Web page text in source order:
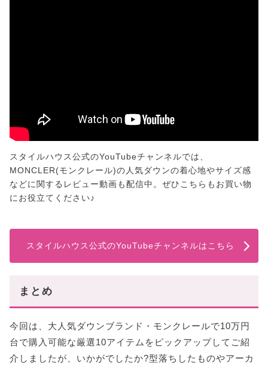
スタイルハウス公式のYouTubeチャンネルでは、
MONCLER(モンクレール)の人気ダウンの着心地やサイズ感
などに関するレビュー動画も配信中。ぜひこちらもお買い物
にお役立てください♪
スタイルハウス公式のYouTubeチャンネルはこちら
まとめ
今回は、大人気ダウンブランド・モンクレールで10万円
台で購入可能な厳選10アイテムをピックアップしてご紹
介しましたが、いかがでしたか?型落ちしたものやアーカ